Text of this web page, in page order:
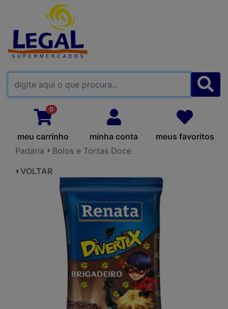
FALE CONOSCO
0
meu carrinho minha conta
meus favoritos
Padaria
Bolos e Tortas Doce
VOLTAR